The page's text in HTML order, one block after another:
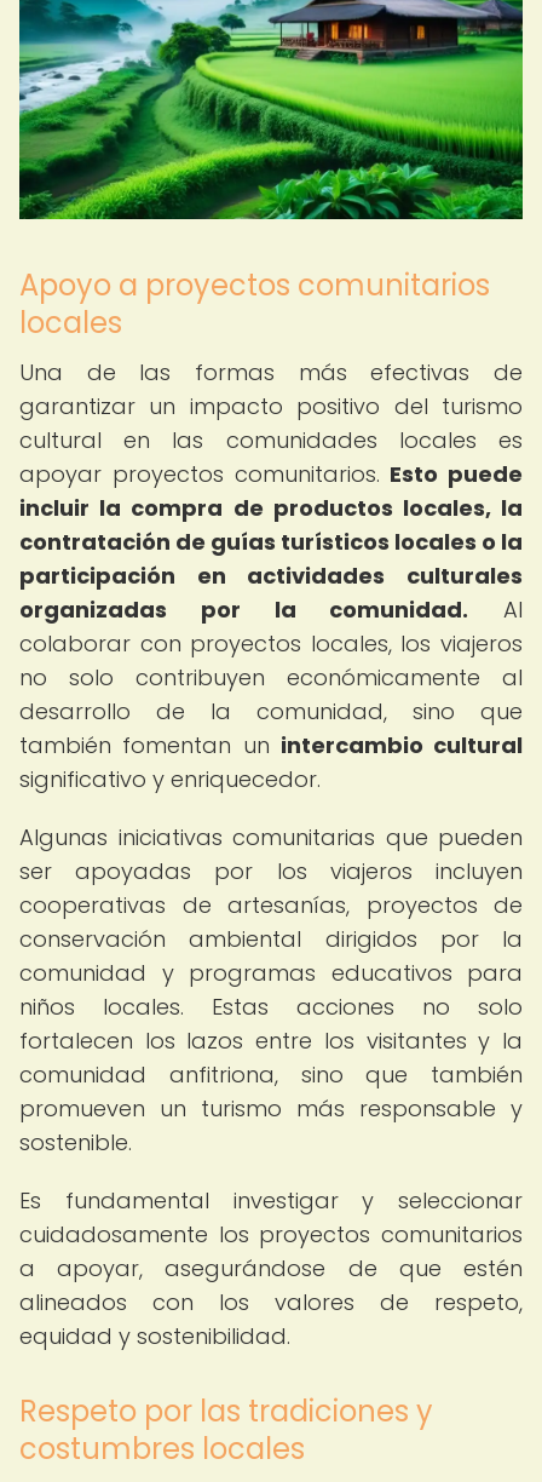
Apoyo a proyectos comunitarios
locales
Una de las formas más efectivas de
garantizar un impacto positivo del turismo
cultural en las comunidades locales es
apoyar proyectos comunitarios. Esto puede
incluir la compra de productos locales, la
contratación de guías turísticos locales o la
participación en actividades culturales
organizadas por la comunidad. Al
colaborar con proyectos locales, los viajeros
no solo contribuyen económicamente al
desarrollo de la comunidad, sino que
también fomentan un intercambio cultural
significativo y enriquecedor.
Algunas iniciativas comunitarias que pueden
ser apoyadas por los viajeros incluyen
cooperativas de artesanías, proyectos de
conservación ambiental dirigidos por la
comunidad y programas educativos para
niños locales. Estas acciones no solo
fortalecen los lazos entre los visitantes y la
comunidad anfitriona, sino que también
promueven un turismo más responsable y
sostenible.
Es fundamental investigar y seleccionar
cuidadosamente los proyectos comunitarios
a apoyar, asegurándose de que estén
alineados con los valores de respeto,
equidad y sostenibilidad.
Respeto por las tradiciones y
costumbres locales